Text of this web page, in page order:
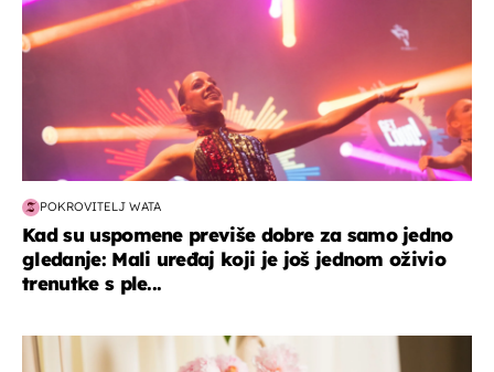
POKROVITELJ WATA
Kad su uspomene previše dobre za samo jedno
gledanje: Mali uređaj koji je još jednom oživio
trenutke s ple...
moda & ljepota